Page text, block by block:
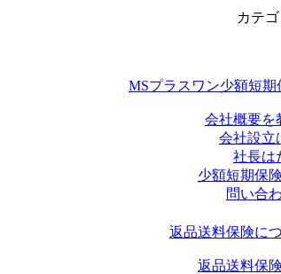
カテ
MSプラスワン少額短期
会社概要を
会社設立
社長は
少額短期保
問い合
返品送料保険に
返品送料保